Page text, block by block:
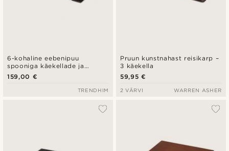
6-kohaline eebenipuu
spooniga käekellade ja
mansetinööpide karp
159,00 €
TRENDHIM
Pruun kunstnahast reisikarp –
3 käekella
59,95 €
2 VÄRVI WARREN ASHER